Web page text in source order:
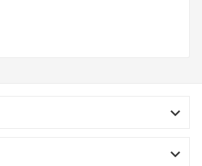

